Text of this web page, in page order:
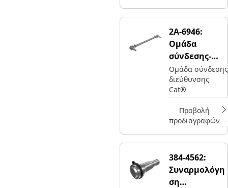
2A-6946:
Ομάδα
σύνδεσης-
Διεύθυνση
Ομάδα σύνδεσης
διεύθυνσης
Cat®
Προβολή
προδιαγραφών
384-4562:
Συναρμολόγη
ση